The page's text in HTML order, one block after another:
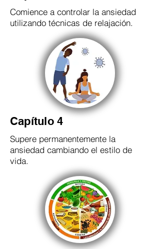
Comience a controlar la ansiedad
utilizando técnicas de relajación.
Capítulo 4
Supere permanentemente la
ansiedad cambiando el estilo de
vida.